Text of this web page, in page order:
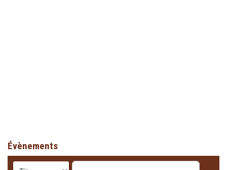
Évènements